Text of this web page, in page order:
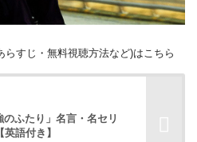
すじ・無料視聴方法など)はこちら
のふたり」名言・名セリ
語付き】